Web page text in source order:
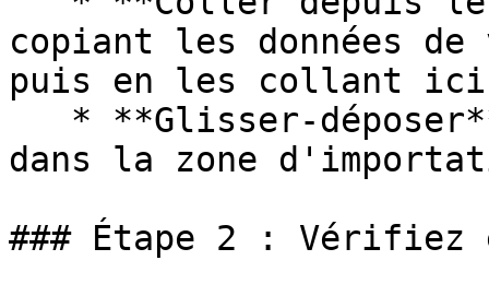
copiant les données
puis en les collant ici
dans la zone
### Étape 2 : Vérifiez